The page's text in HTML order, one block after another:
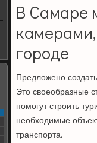
В Самаре
городе
Предложено
Это своеобразные
помогут строить
необходимые
транспорта.